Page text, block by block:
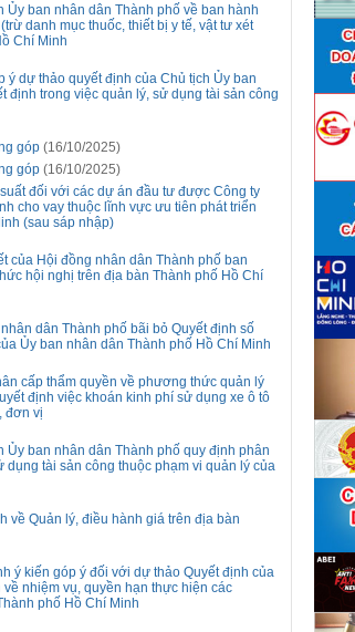
Ủy ban nhân dân Thành phố về ban hành
danh mục thuốc, thiết bị y tế, vật tư xét
Chí Minh
ý dự thảo quyết định của Chủ tịch Ủy ban
định trong việc quản lý, sử dụng tài sản công
góp (16/10/2025)
góp (16/10/2025)
đối với các dự án đầu tư được Công ty
cho vay thuộc lĩnh vực ưu tiên phát triển
(sau sáp nhập)
của Hội đồng nhân dân Thành phố ban
hội nghị trên địa bàn Thành phố Hồ Chí
dân Thành phố bãi bỏ Quyết định số
Ủy ban nhân dân Thành phố Hồ Chí Minh
cấp thẩm quyền về phương thức quản lý
định việc khoán kinh phí sử dụng xe ô tô
đơn vị
Ủy ban nhân dân Thành phố quy định phân
tài sản công thuộc phạm vi quản lý của
về Quản lý, điều hành giá trên địa bàn
ý kiến góp ý đối với dự thảo Quyết định của
nhiệm vụ, quyền hạn thực hiện các
phố Hồ Chí Minh
bị